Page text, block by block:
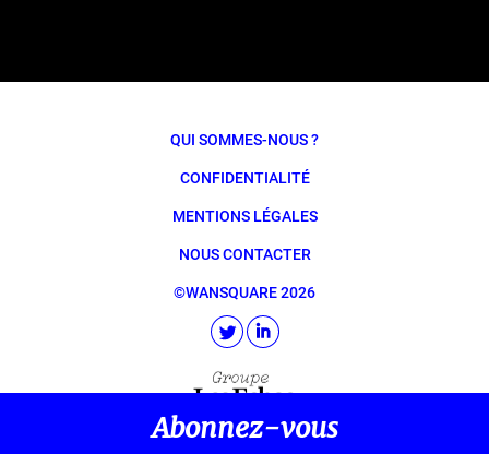
QUI SOMMES-NOUS ?
CONFIDENTIALITÉ
MENTIONS LÉGALES
NOUS CONTACTER
©WANSQUARE 2026
Abonnez-vous